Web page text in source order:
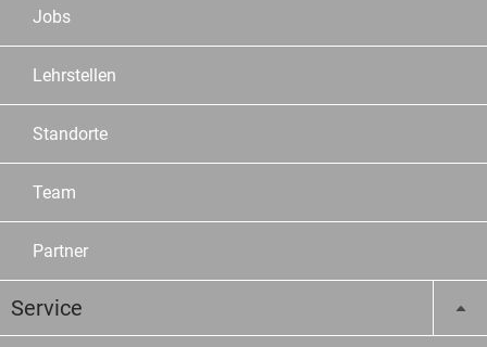
Jobs
Lehrstellen
Standorte
Team
Partner
Service